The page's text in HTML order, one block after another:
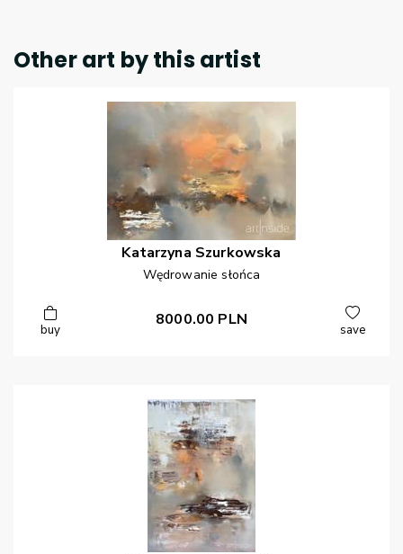
Other art by this artist
Katarzyna Szurkowska
Wędrowanie słońca
buy
8000.00 PLN
save